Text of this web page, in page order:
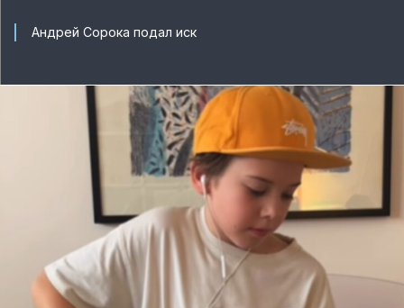
Андрей Сорока подал иск